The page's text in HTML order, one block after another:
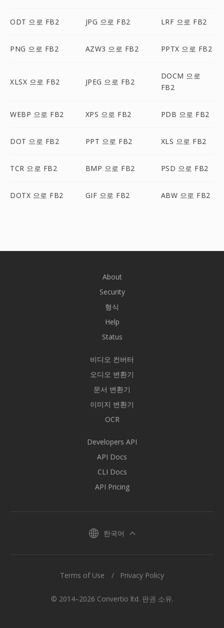
ODT 으로 FB2 JPG 으로 FB2 LRF 으로 FB2
PNG 으로 FB2 AZW3 으로 FB2 PPTX 으로 FB2
XLSX 으로 FB2 JPEG 으로 FB2
DOCM 으로
FB2
WEBP 으로 FB2 XPS 으로 FB2 PDB 으로 FB2
DOT 으로 FB2 PPT 으로 FB2 XLS 으로 FB2
TCR 으로 FB2 BMP 으로 FB2 PSD 으로 FB2
DOTX 으로 FB2 GIF 으로 FB2 ABW 으로 FB2
About
Security
형식
Help
Status
비디오 컨버터
오디오 변환기
문서 변환기
이미지 변환기
OCR
Developers API
API Docs
CLI Docs
API Pricing
한국어
© 2014–2026 Convertio ltd. 판권 소유.
Terms of Use Privacy Policy